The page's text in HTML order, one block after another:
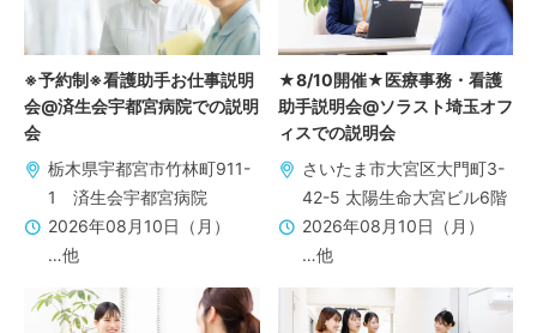
※予約制※看護助手お仕事説明
会@済生会宇都宮病院での説明
会
栃木県宇都宮市竹林町911-
1 済生会宇都宮病院
2026年08月10日（月）
…他
★8/10開催★医療事務・看護
助手説明会@ソラスト埼玉オフ
ィスでの説明会
さいたま市大宮区大門町3-
42-5 太陽生命大宮ビル6階
2026年08月10日（月）
…他